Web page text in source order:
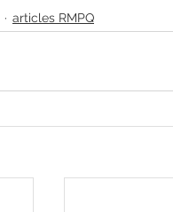
articles RMPQ